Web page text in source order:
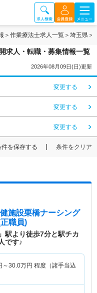
作業療法士求人一覧 埼玉県
求人・転職・募集情報一覧
2026年08月09日(日)更新
変更する
変更する
変更する
を保存する 条件をクリア
施設栗橋ナーシング
職員)
駅より徒歩7分と駅チカ
です♪
～30.0万円 程度（諸手当込